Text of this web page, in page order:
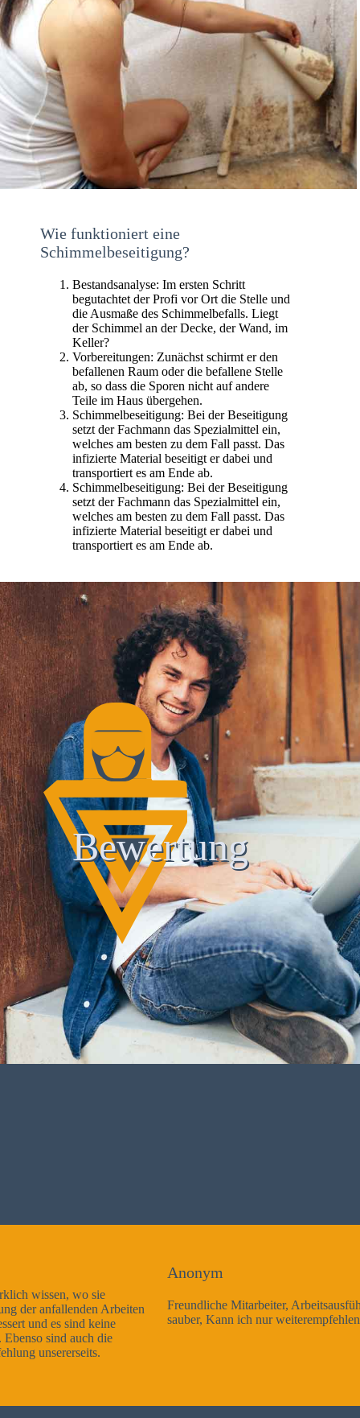
Wie funktioniert eine
Schimmelbeseitigung?
Bestandsanalyse: Im ersten Schritt
begutachtet der Profi vor Ort die Stelle und
die Ausmaße des Schimmelbefalls. Liegt
der Schimmel an der Decke, der Wand, im
Keller?
Vorbereitungen: Zunächst schirmt er den
befallenen Raum oder die befallene Stelle
ab, so dass die Sporen nicht auf andere
Teile im Haus übergehen.
Schimmelbeseitigung: Bei der Beseitigung
setzt der Fachmann das Spezialmittel ein,
welches am besten zu dem Fall passt. Das
infizierte Material beseitigt er dabei und
transportiert es am Ende ab.
Schimmelbeseitigung: Bei der Beseitigung
setzt der Fachmann das Spezialmittel ein,
welches am besten zu dem Fall passt. Das
infizierte Material beseitigt er dabei und
transportiert es am Ende ab.
Bewertung
Freundliche Mitarbeiter, Arbeitsausführung sehr gut und sehr
sauber, Kann ich nur weiterempfehlen